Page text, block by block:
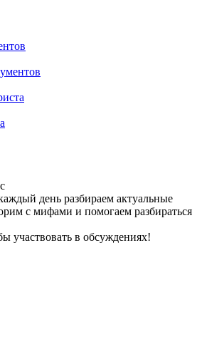
день разбираем актуальные
с мифами и помогаем разбираться
участвовать в обсуждениях!